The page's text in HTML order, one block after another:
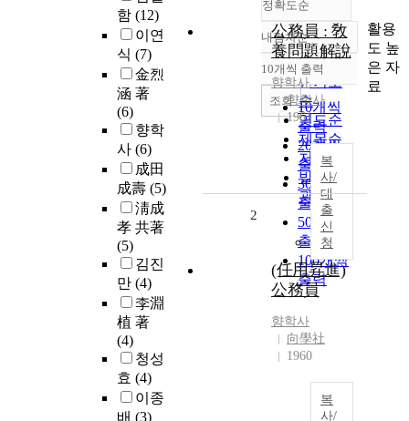
함 (12)
이연
식 (7)
金烈
涵 著
(6)
향학
사 (6)
成田
成壽 (5)
淸成
孝 共著
(5)
김진
만 (4)
李淵
植 著
(4)
청성
효 (4)
이종
배 (3)
정확도순
정확도
순
인기도
순
연도순
제목순
저자순
발행기
관순
내림차순
내림차순
10개씩 출력
10개씩
출력
20개씩
출력
30개씩
출력
50개씩
출력
100개씩
출력
조회
公務員 : 敎
養問題解說
향학사
향학사
1961
복
사/
대
출
신
청
2
(任用昇進)
公務員
향학사
向學社
1960
복
사/
활용
도 높
은 자
료